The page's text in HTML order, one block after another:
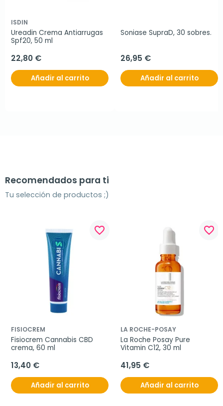
ISDIN
Ureadin Crema Antiarrugas
Spf20, 50 ml
22,80 €
Añadir al carrito
Soniase SupraD, 30 sobres.
26,95 €
Añadir al carrito
Recomendados para ti
Tu selección de productos ;)
favorite_border
FISIOCREM
Fisiocrem Cannabis CBD
crema, 60 ml
13,40 €
Añadir al carrito
favorite_border
LA ROCHE-POSAY
La Roche Posay Pure
Vitamin C12, 30 ml
41,95 €
Añadir al carrito